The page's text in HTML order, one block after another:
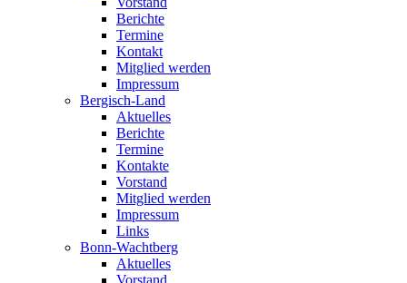
Berichte
Termine
Kontakt
Mitglied werden
Impressum
Bergisch-Land
Aktuelles
Berichte
Termine
Kontakte
Vorstand
Mitglied werden
Impressum
Links
Bonn-Wachtberg
Aktuelles
Vorstand